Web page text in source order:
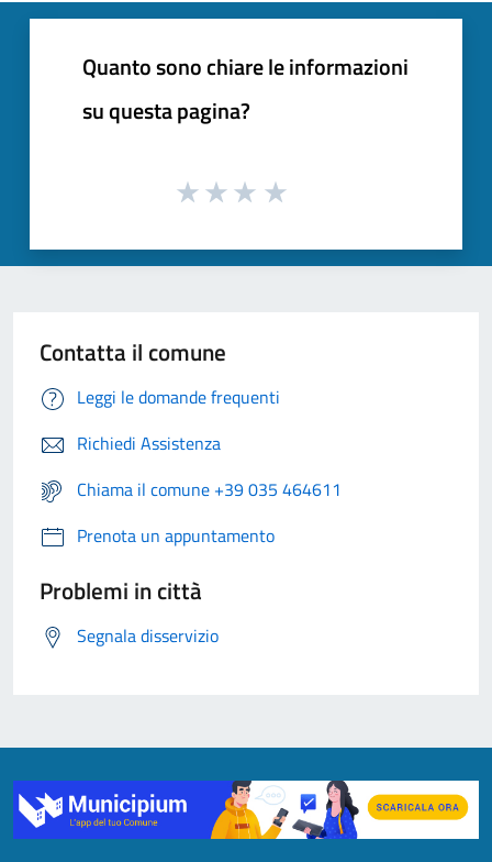
Quanto sono chiare le informazioni
su questa pagina?
Contatta il comune
Leggi le domande frequenti
Richiedi Assistenza
Chiama il comune +39 035 464611
Prenota un appuntamento
Problemi in città
Segnala disservizio